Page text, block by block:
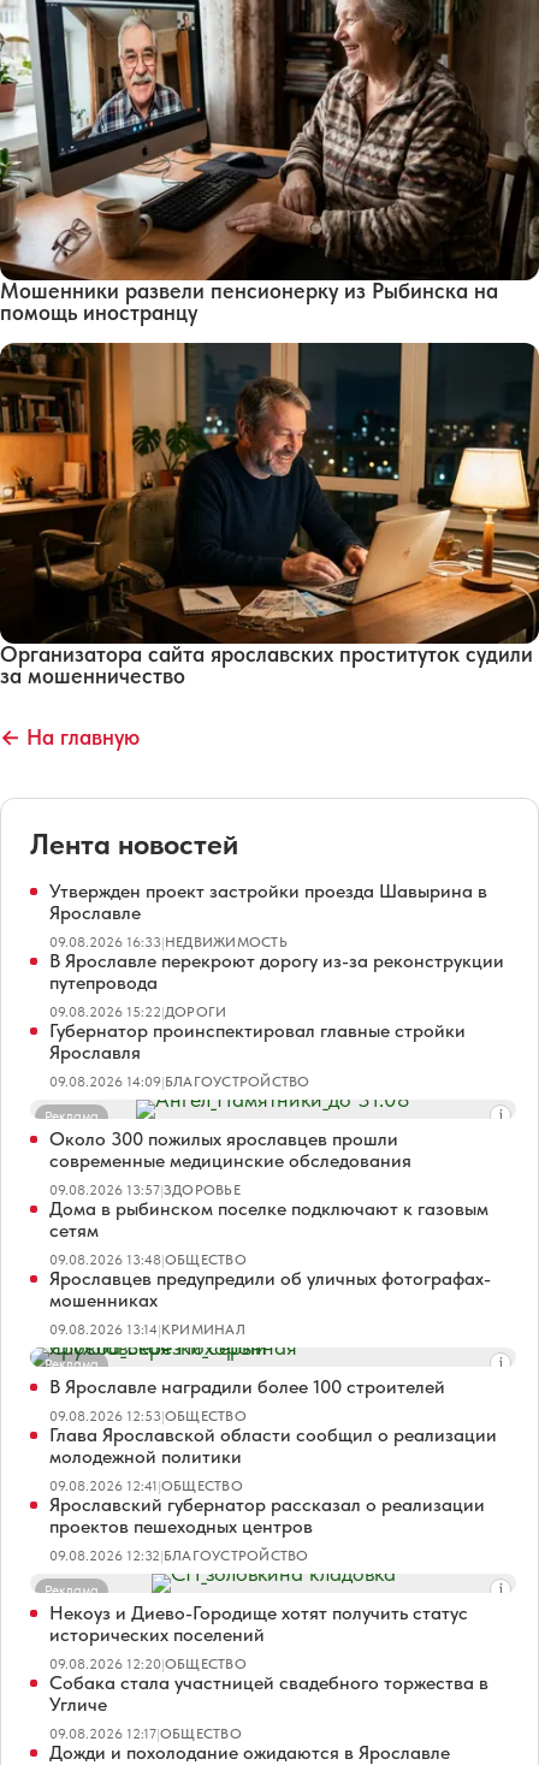
Мошенники развели пенсионерку из Рыбинска на
помощь иностранцу
Организатора сайта ярославских проституток судили
за мошенничество
← На главную
Лента новостей
Утвержден проект застройки проезда Шавырина в
Ярославле
09.08.2026 16:33|НЕДВИЖИМОСТЬ
В Ярославле перекроют дорогу из-за реконструкции
путепровода
09.08.2026 15:22|ДОРОГИ
Губернатор проинспектировал главные стройки
Ярославля
09.08.2026 14:09|БЛАГОУСТРОЙСТВО
Реклама
Около 300 пожилых ярославцев прошли
современные медицинские обследования
09.08.2026 13:57|ЗДОРОВЬЕ
Дома в рыбинском поселке подключают к газовым
сетям
09.08.2026 13:48|ОБЩЕСТВО
Ярославцев предупредили об уличных фотографах-
мошенниках
09.08.2026 13:14|КРИМИНАЛ
Реклама
В Ярославле наградили более 100 строителей
09.08.2026 12:53|ОБЩЕСТВО
Глава Ярославской области сообщил о реализации
молодежной политики
09.08.2026 12:41|ОБЩЕСТВО
Ярославский губернатор рассказал о реализации
проектов пешеходных центров
09.08.2026 12:32|БЛАГОУСТРОЙСТВО
Реклама
Некоуз и Диево-Городище хотят получить статус
исторических поселений
09.08.2026 12:20|ОБЩЕСТВО
Собака стала участницей свадебного торжества в
Угличе
09.08.2026 12:17|ОБЩЕСТВО
Дожди и похолодание ожидаются в Ярославле